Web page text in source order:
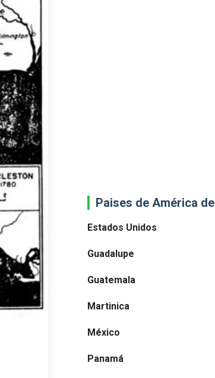
Paises de América
Estados Unidos
Guadalupe
Guatemala
Martinica
México
Panamá